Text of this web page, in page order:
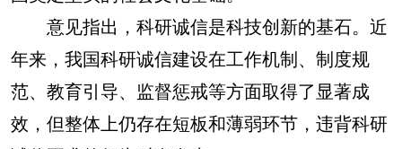
意见指出，科研诚信是科技创新的基石。近
年来，我国科研诚信建设在工作机制、制度规
范、教育引导、监督惩戒等方面取得了显著成
效，但整体上仍存在短板和薄弱环节，违背科研